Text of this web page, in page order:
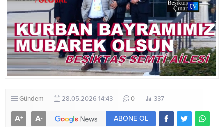
Gündem 28.05.2026 14:43 0 337
A+ A- ABONE OL